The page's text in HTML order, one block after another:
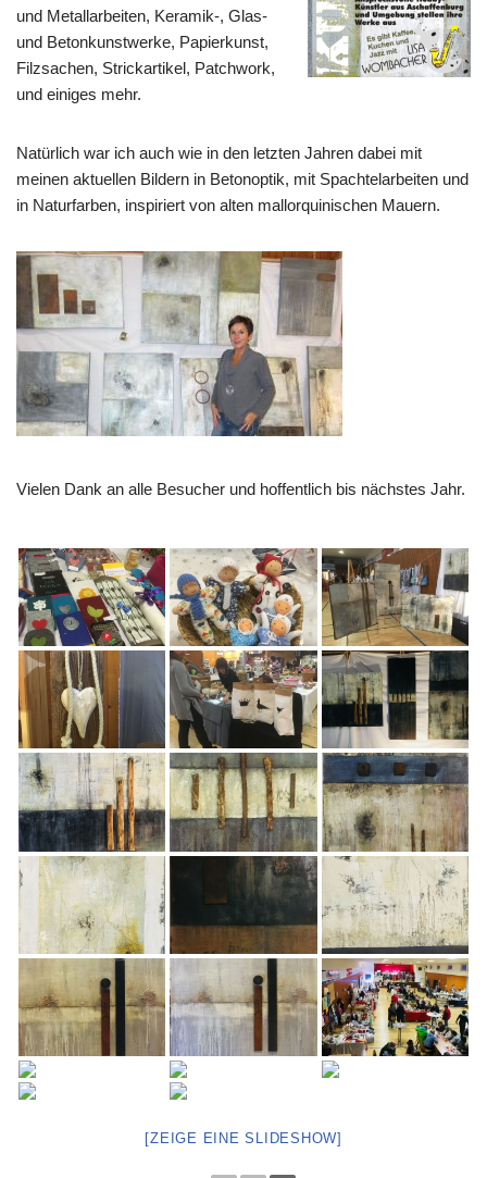
und Metallarbeiten, Keramik-, Glas-
und Betonkunstwerke, Papierkunst,
Filzsachen, Strickartikel, Patchwork,
und einiges mehr.
Natürlich war ich auch wie in den letzten Jahren dabei mit
meinen aktuellen Bildern in Betonoptik, mit Spachtelarbeiten und
in Naturfarben, inspiriert von alten mallorquinischen Mauern.
Vielen Dank an alle Besucher und hoffentlich bis nächstes Jahr.
[ZEIGE EINE SLIDESHOW]